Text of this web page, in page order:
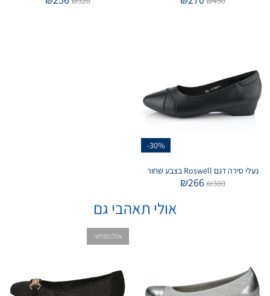
-30%
נעלי סירה דגם Roswell בצבע שחור
₪380
₪266
אולי תאהבי גם
אזל המלאי